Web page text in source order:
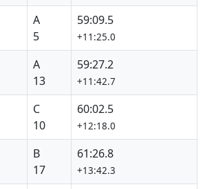
A
5
59:09.5
+11:25.0
A
13
59:27.2
+11:42.7
C
10
60:02.5
+12:18.0
B
17
61:26.8
+13:42.3